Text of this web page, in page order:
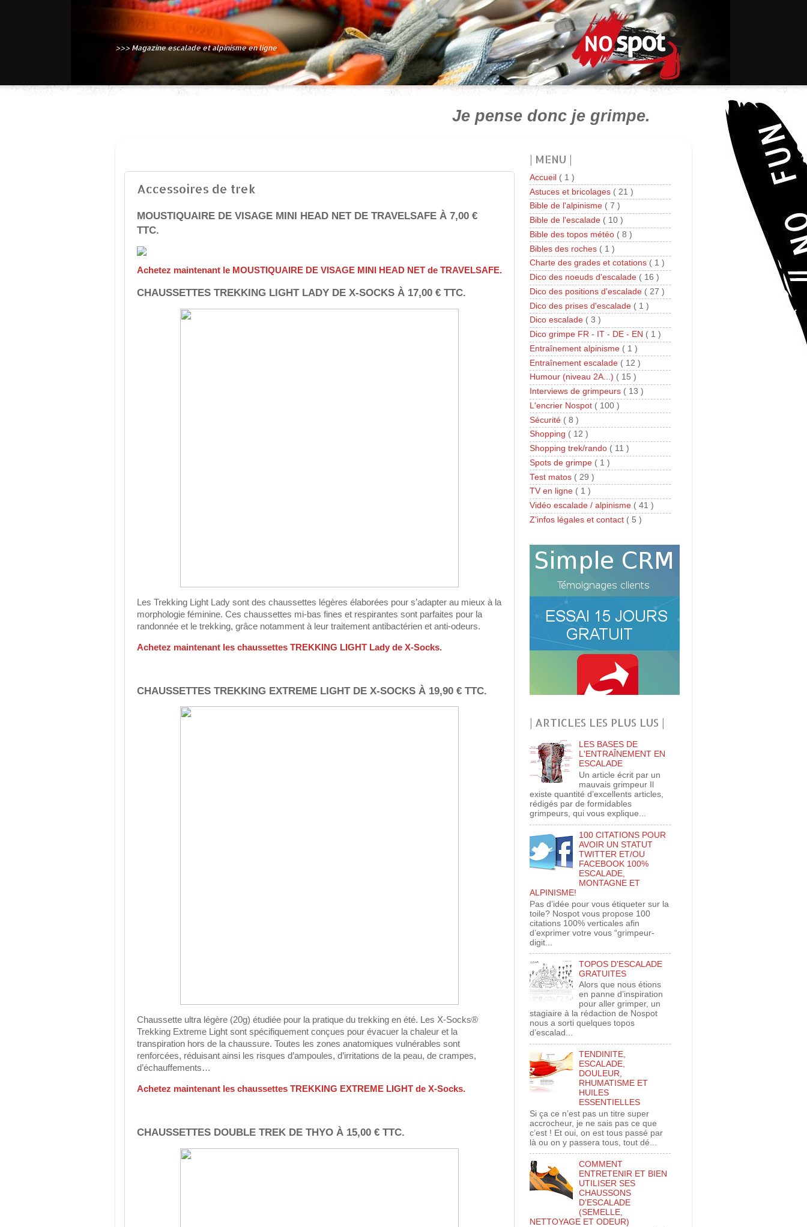
>>> Magazine escalade et alpinisme en ligne
Je pense donc je grimpe.
Accessoires de trek
MOUSTIQUAIRE DE VISAGE MINI HEAD NET DE TRAVELSAFE À 7,00 €
TTC.
Achetez maintenant le MOUSTIQUAIRE DE VISAGE MINI HEAD NET de TRAVELSAFE.
CHAUSSETTES TREKKING LIGHT LADY DE X-SOCKS À 17,00 € TTC.
Les Trekking Light Lady sont des chaussettes légères élaborées pour s’adapter au mieux à la
morphologie féminine. Ces chaussettes mi-bas fines et respirantes sont parfaites pour la
randonnée et le trekking, grâce notamment à leur traitement antibactérien et anti-odeurs.
Achetez maintenant les chaussettes TREKKING LIGHT Lady de X-Socks.
CHAUSSETTES TREKKING EXTREME LIGHT DE X-SOCKS À 19,90 € TTC.
Chaussette ultra légère (20g) étudiée pour la pratique du trekking en été. Les X-Socks®
Trekking Extreme Light sont spécifiquement conçues pour évacuer la chaleur et la
transpiration hors de la chaussure. Toutes les zones anatomiques vulnérables sont
renforcées, réduisant ainsi les risques d’ampoules, d’irritations de la peau, de crampes,
d’échauffements…
Achetez maintenant les chaussettes TREKKING EXTREME LIGHT de X-Socks.
CHAUSSETTES DOUBLE TREK DE THYO À 15,00 € TTC.
| MENU |
Accueil ( 1 )
Astuces et bricolages ( 21 )
Bible de l'alpinisme ( 7 )
Bible de l'escalade ( 10 )
Bible des topos météo ( 8 )
Bibles des roches ( 1 )
Charte des grades et cotations ( 1 )
Dico des noeuds d'escalade ( 16 )
Dico des positions d'escalade ( 27 )
Dico des prises d'escalade ( 1 )
Dico escalade ( 3 )
Dico grimpe FR - IT - DE - EN ( 1 )
Entraînement alpinisme ( 1 )
Entraînement escalade ( 12 )
Humour (niveau 2A...) ( 15 )
Interviews de grimpeurs ( 13 )
L'encrier Nospot ( 100 )
Sécurité ( 8 )
Shopping ( 12 )
Shopping trek/rando ( 11 )
Spots de grimpe ( 1 )
Test matos ( 29 )
TV en ligne ( 1 )
Vidéo escalade / alpinisme ( 41 )
Z'infos légales et contact ( 5 )
| ARTICLES LES PLUS LUS |
LES BASES DE
L'ENTRAÎNEMENT EN
ESCALADE
Un article écrit par un
mauvais grimpeur Il
existe quantité d’excellents articles,
rédigés par de formidables
grimpeurs, qui vous explique...
100 CITATIONS POUR
AVOIR UN STATUT
TWITTER ET/OU
FACEBOOK 100%
ESCALADE,
MONTAGNE ET
ALPINISME!
Pas d’idée pour vous étiqueter sur la
toile? Nospot vous propose 100
citations 100% verticales afin
d’exprimer votre vous “grimpeur-
digit...
TOPOS D'ESCALADE
GRATUITES
Alors que nous étions
en panne d’inspiration
pour aller grimper, un
stagiaire à la rédaction de Nospot
nous a sorti quelques topos
d’escalad...
TENDINITE,
ESCALADE,
DOULEUR,
RHUMATISME ET
HUILES
ESSENTIELLES
Si ça ce n’est pas un titre super
accrocheur, je ne sais pas ce que
c’est ! Et oui, on est tous passé par
là ou on y passera tous, tout dé...
COMMENT
ENTRETENIR ET BIEN
UTILISER SES
CHAUSSONS
D’ESCALADE
(SEMELLE,
NETTOYAGE ET ODEUR)